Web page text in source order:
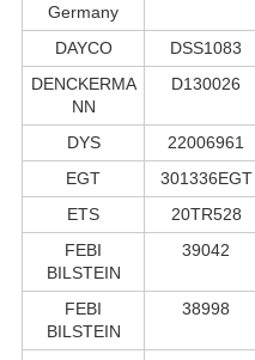
Germany
DAYCO DSS1083
DENCKERMA
NN
D130026
DYS 22006961
EGT
301336EGT
ETS
20TR528
FEBI
BILSTEIN
39042
FEBI
BILSTEIN
38998